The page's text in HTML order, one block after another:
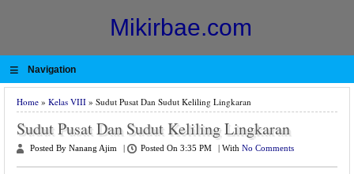
Mikirbae.com
≡ Navigation
Home » Kelas VIII » Sudut Pusat Dan Sudut Keliling Lingkaran
Sudut Pusat Dan Sudut Keliling Lingkaran
Posted By Nanang Ajim Posted On 3:35 PM With No Comments